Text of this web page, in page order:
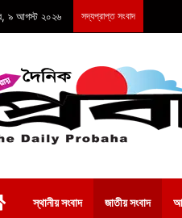
৯ আগস্ট ২০২৬ সদ্যপ্রাপ্ত সংবাদ
স্থানীয় সংবাদ জাতীয় সংবাদ